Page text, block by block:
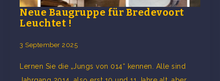
Neue Baugruppe für Bredevoort
Leuchtet !
3 September 2025
Lernen Sie die „Jungs von 014“ kennen. Alle sind